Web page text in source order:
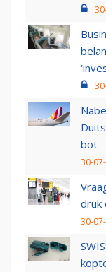
bot
30-
druk
30-